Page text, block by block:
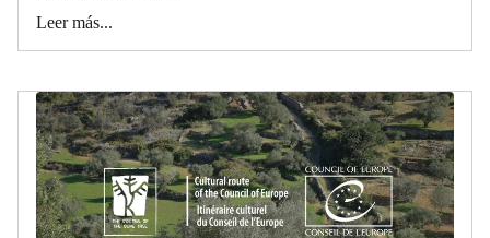
Leer más...